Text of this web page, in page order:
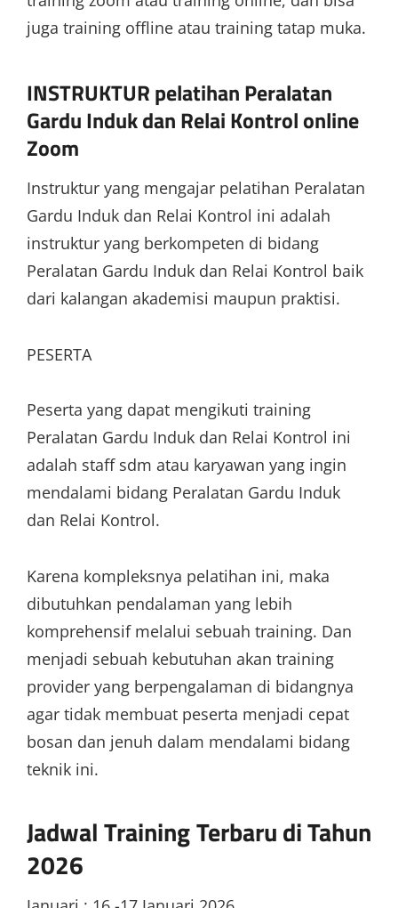
juga training offline atau training tatap muka.
INSTRUKTUR pelatihan Peralatan
Gardu Induk dan Relai Kontrol online
Zoom
Instruktur yang mengajar pelatihan Peralatan
Gardu Induk dan Relai Kontrol ini adalah
instruktur yang berkompeten di bidang
Peralatan Gardu Induk dan Relai Kontrol baik
dari kalangan akademisi maupun praktisi.
PESERTA
Peserta yang dapat mengikuti training
Peralatan Gardu Induk dan Relai Kontrol ini
adalah staff sdm atau karyawan yang ingin
mendalami bidang Peralatan Gardu Induk
dan Relai Kontrol.
Karena kompleksnya pelatihan ini, maka
dibutuhkan pendalaman yang lebih
komprehensif melalui sebuah training. Dan
menjadi sebuah kebutuhan akan training
provider yang berpengalaman di bidangnya
agar tidak membuat peserta menjadi cepat
bosan dan jenuh dalam mendalami bidang
teknik ini.
Jadwal Training Terbaru di Tahun
2026